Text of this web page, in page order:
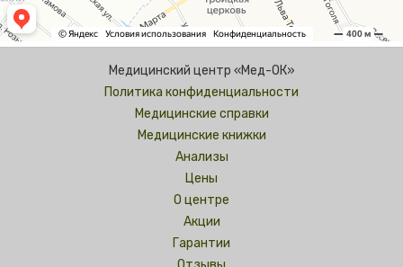
Медицинский центр «Мед-ОК»
Политика конфиденциальности
Медицинские справки
Медицинские книжки
Анализы
Цены
О центре
Акции
Гарантии